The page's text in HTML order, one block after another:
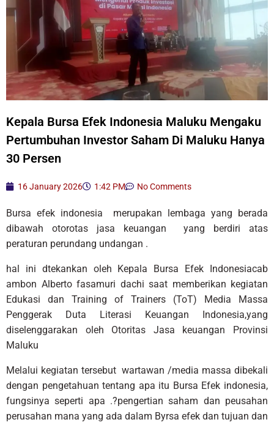
Kepala Bursa Efek Indonesia Maluku Mengaku
Pertumbuhan Investor Saham Di Maluku Hanya
30 Persen
16 January 2026 1:42 PM No Comments
Bursa efek indonesia merupakan lembaga yang berada
dibawah otorotas jasa keuangan yang berdiri atas
peraturan perundang undangan .
hal ini dtekankan oleh Kepala Bursa Efek Indonesiacab
ambon Alberto fasamuri dachi saat memberikan kegiatan
Edukasi dan Training of Trainers (ToT) Media Massa
Penggerak Duta Literasi Keuangan Indonesia,yang
diselenggarakan oleh Otoritas Jasa keuangan Provinsi
Maluku
Melalui kegiatan tersebut wartawan /media massa dibekali
dengan pengetahuan tentang apa itu Bursa Efek indonesia,
fungsinya seperti apa .?pengertian saham dan peusahan
perusahan mana yang ada dalam Byrsa efek dan tujuan dan